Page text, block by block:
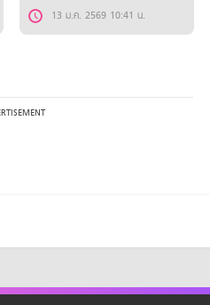
13 ม.ค. 2569 10:41 น.